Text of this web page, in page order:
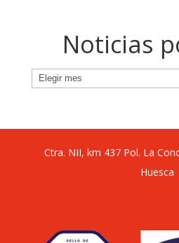
Noticias
Noticias
Ctra. NII, km 437 Pol. La
Huesca